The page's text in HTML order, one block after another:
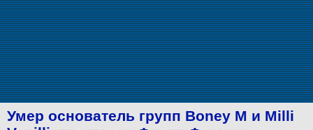
Умер основатель групп Boney M и Milli